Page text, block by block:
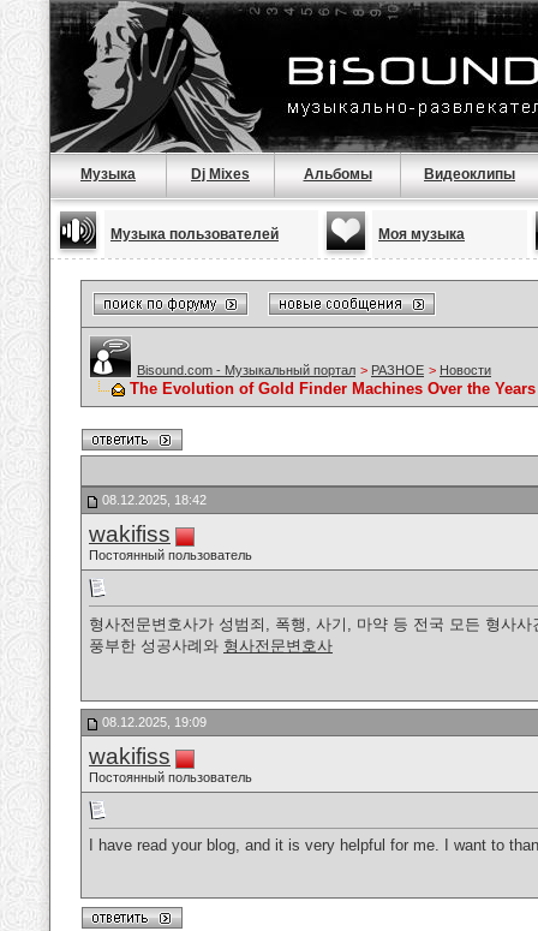
Музыка Dj Mixes Альбомы Видеоклипы
Музыка пользователей Моя музыка
Bisound.com - Музыкальный портал > РАЗНОЕ > Новости
The Evolution of Gold Finder Machines Over the Years
08.12.2025, 18:42
wakifiss
Постоянный пользователь
형사전문변호사가 성범죄, 폭행, 사기, 마약 등 전국 모든 형사
풍부한 성공사례와 형사전문변호사
08.12.2025, 19:09
wakifiss
Постоянный пользователь
I have read your blog, and it is very helpful for me. I want to